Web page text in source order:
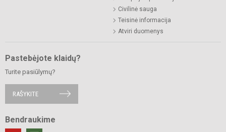
Civilinė sauga
Teisinė informacija
Atviri duomenys
Pastebėjote klaidų?
Turite pasiūlymų?
RAŠYKITE
Bendraukime